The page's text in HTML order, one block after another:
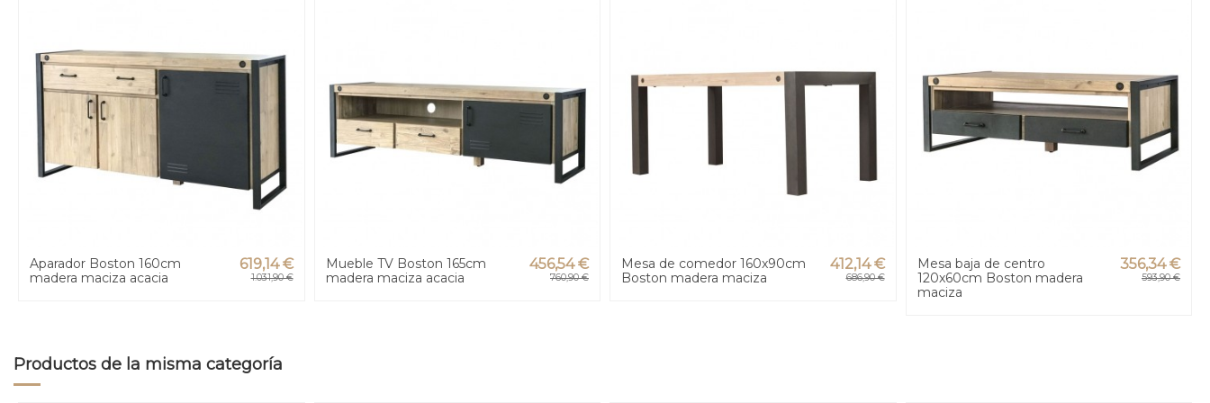
Aparador Boston 160cm
madera maciza acacia
619,14 €
1.031,90 €
Mueble TV Boston 165cm
madera maciza acacia
456,54 €
760,90 €
Mesa de comedor 160x90cm
Boston madera maciza
412,14 €
686,90 €
Mesa baja de centro
120x60cm Boston madera
maciza
356,34 €
593,90 €
Productos de la misma categoría